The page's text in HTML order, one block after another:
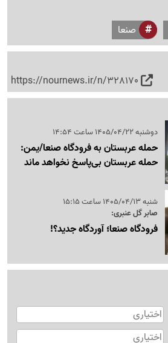
صنعا
https://nournews.ir/n/328170
دوشنبه 1405/04/22 ساعت 14:54
حمله عربستان به فرودگاه صنعا/یمن:
حمله عربستان بی‌پاسخ نخواهد ماند
شنبه 1405/04/13 ساعت 15:15
صابر گل عنبری:
فرودگاه صنعا؛ آوردگاه جدید؟!